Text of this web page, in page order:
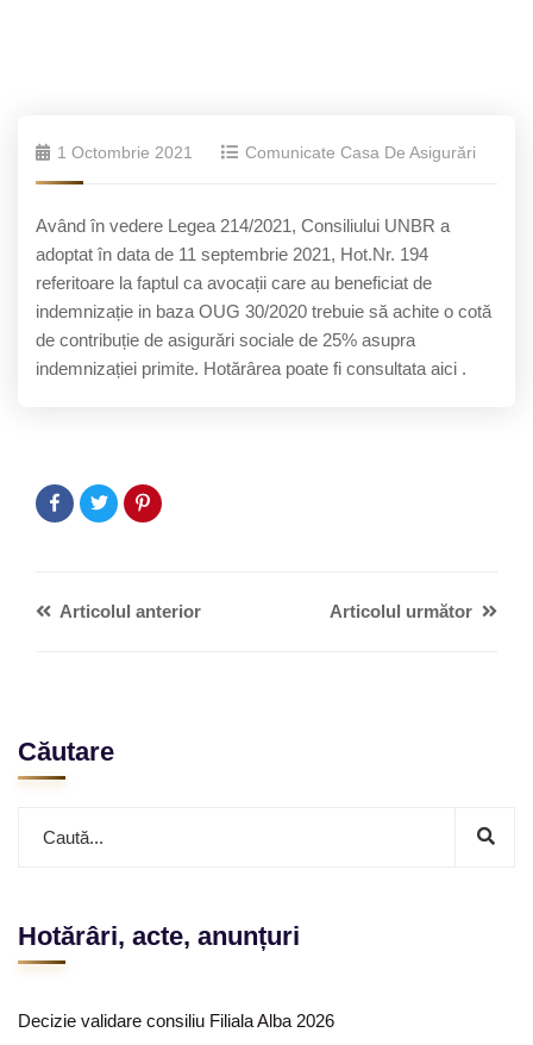
1 Octombrie 2021 Comunicate Casa De Asigurări
Având în vedere Legea 214/2021, Consiliului UNBR a
adoptat în data de 11 septembrie 2021, Hot.Nr. 194
referitoare la faptul ca avocații care au beneficiat de
indemnizație in baza OUG 30/2020 trebuie să achite o cotă
de contribuție de asigurări sociale de 25% asupra
indemnizației primite. Hotărârea poate fi consultata aici .
Articolul anterior Articolul următor
Căutare
Hotărâri, acte, anunțuri
Decizie validare consiliu Filiala Alba 2026